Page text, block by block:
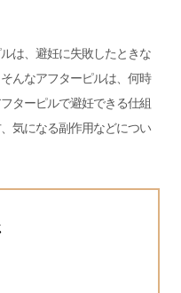
は、避妊に失敗したときな
んなアフターピルは、何時
ターピルで避妊できる仕組
気になる副作用などについ